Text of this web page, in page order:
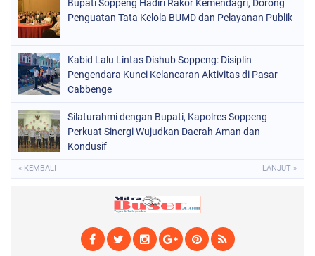
SULSEL
Bupati Soppeng Hadiri Rakor Kemendagri, Dorong
Penguatan Tata Kelola BUMD dan Pelayanan Publik
Kabid Lalu Lintas Dishub Soppeng: Disiplin
Pengendara Kunci Kelancaran Aktivitas di Pasar
Cabbenge
Silaturahmi dengan Bupati, Kapolres Soppeng
Perkuat Sinergi Wujudkan Daerah Aman dan
Kondusif
« KEMBALI LANJUT »